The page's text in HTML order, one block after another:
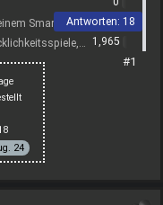
Smartphone.
24
Antworten: 18
1,965
#1